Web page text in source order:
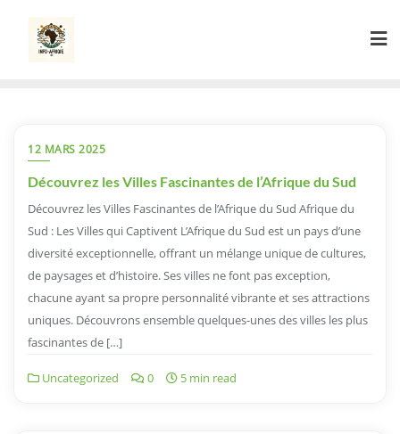
content
12 MARS 2025
Découvrez les Villes Fascinantes de l’Afrique du Sud
Découvrez les Villes Fascinantes de l’Afrique du Sud Afrique du
Sud : Les Villes qui Captivent L’Afrique du Sud est un pays d’une
diversité exceptionnelle, offrant un mélange unique de cultures,
de paysages et d’histoire. Ses villes ne font pas exception,
chacune ayant sa propre personnalité vibrante et ses attractions
uniques. Découvrons ensemble quelques-unes des villes les plus
fascinantes de […]
Uncategorized 0 5 min read